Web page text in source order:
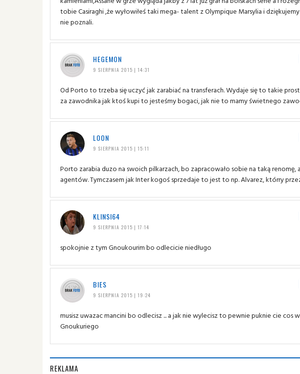
tobie Casiraghi ,że wyłowiłeś taki mega- talent z Olympique Marsylia i
nie poznali.
HEGEMON
9 SIERPNIA 2015 | 14:31
Od Porto to trzeba się uczyć jak zarabiać na transferach. Wydaje się to takie
za zawodnika jak ktoś kupi to jesteśmy bogaci, jak nie to mamy świetnego
LOON
9 SIERPNIA 2015 | 15:11
Porto zarabia duzo na swoich pilkarzach, bo zapracowało sobie na taką renomę,
agentów. Tymczasem jak Inter kogoś sprzedaje to jest to np. Alvarez, którry
KLINSI64
9 SIERPNIA 2015 | 17:14
spokojnie z tym Gnoukourim bo odlecicie niedługo
BIES
9 SIERPNIA 2015 | 19:24
musisz uwazac mancini bo odlecisz ... a jak nie wylecisz to pewnie puknie cie cos
Gnoukuriego
REKLAMA